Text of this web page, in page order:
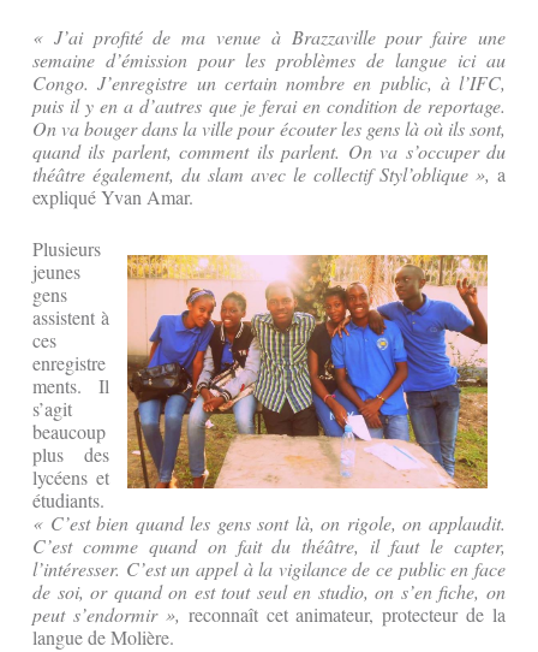
« J’ai profité de ma venue à Brazzaville pour faire une
semaine d’émission pour les problèmes de langue ici au
Congo. J’enregistre un certain nombre en public, à l’IFC,
puis il y en a d’autres que je ferai en condition de reportage.
On va bouger dans la ville pour écouter les gens là où ils sont,
quand ils parlent, comment ils parlent. On va s’occuper du
théâtre également, du slam avec le collectif Styl’oblique », a
expliqué Yvan Amar.
Plusieurs
jeunes
gens
assistent à
ces
enregistre
ments. Il
s’agit
beaucoup
plus des
lycéens et
étudiants.
« C’est bien quand les gens sont là, on rigole, on applaudit.
C’est comme quand on fait du théâtre, il faut le capter,
l’intéresser. C’est un appel à la vigilance de ce public en face
de soi, or quand on est tout seul en studio, on s’en fiche, on
peut s’endormir », reconnaît cet animateur, protecteur de la
langue de Molière.